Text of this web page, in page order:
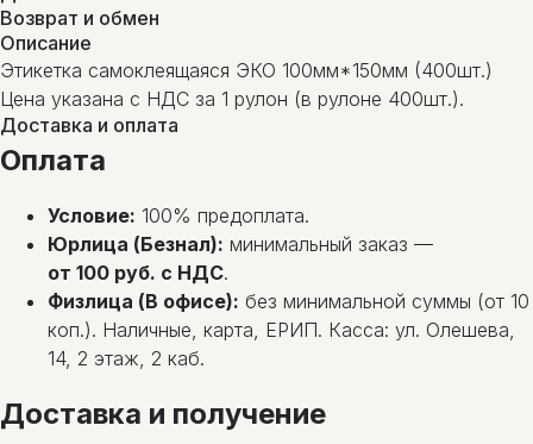
Возврат и обмен
Описание
Этикетка самоклеящаяся ЭКО 100мм*150мм (400шт.)
Цена указана с НДС за 1 рулон (в рулоне 400шт.).
Доставка и оплата
Оплата
Условие: 100% предоплата.
Юрлица (Безнал): минимальный заказ —
от 100 руб. с НДС.
Физлица (В офисе): без минимальной суммы (от 10
коп.). Наличные, карта, ЕРИП. Касса: ул. Олешева,
14, 2 этаж, 2 каб.
Доставка и получение